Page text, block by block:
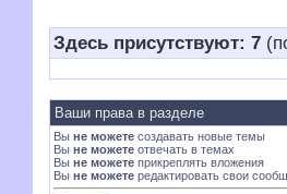
Здесь присутствуют: 7
Ваши права в разделе
Вы не можете создавать новые темы
Вы не можете отвечать в темах
Вы не можете прикреплять вложения
Вы не можете редактировать свои